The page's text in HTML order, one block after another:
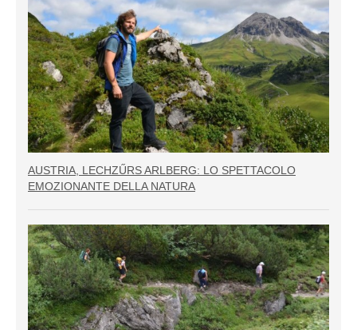
AUSTRIA, LECHZŰRS ARLBERG: LO SPETTACOLO
EMOZIONANTE DELLA NATURA